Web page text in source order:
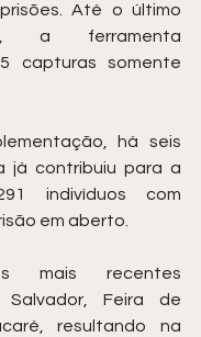
Até o último
a ferramenta
capturas somente
há seis
já contribuiu para a
indivíduos com
em aberto.
mais recentes
Salvador, Feira de
resultando na